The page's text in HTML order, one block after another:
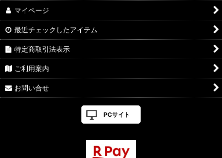
マイページ
最近チェックしたアイテム
特定商取引法表示
ご利用案内
お問い合せ
PCサイト